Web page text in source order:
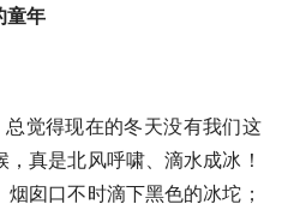
童年
总觉得现在的冬天没有我们这
真是北风呼啸、滴水成冰！
囱口不时滴下黑色的冰坨；